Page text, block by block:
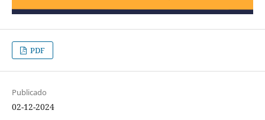
PDF
Publicado
02-12-2024